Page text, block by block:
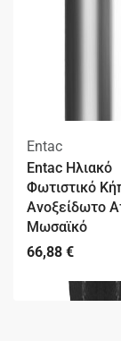
Entac
Entac Ηλιακό
Φωτιστικό
Ανοξείδωτο
Μωσαϊκό
66,88 €